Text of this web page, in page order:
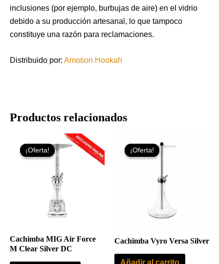
inclusiones (por ejemplo, burbujas de aire) en el vidrio
debido a su producción artesanal, lo que tampoco
constituye una razón para reclamaciones.
Distribuido por: Amotion Hookah
Productos relacionados
¡Oferta!
¡Oferta!
Cachimba MIG Air Force
M Clear Silver DC
precio
original
299,95 €.
El
precio
actual
¡Oferta!
¡Oferta!
Cachimba Vyro Versa Silver
Añadir al carrito
precio
original
precio